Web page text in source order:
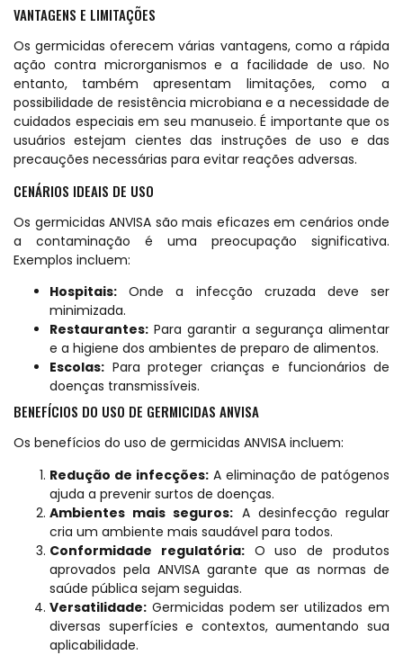
VANTAGENS E LIMITAÇÕES
Os germicidas oferecem várias vantagens, como a rápida
ação contra microrganismos e a facilidade de uso. No
entanto, também apresentam limitações, como a
possibilidade de resistência microbiana e a necessidade de
cuidados especiais em seu manuseio. É importante que os
usuários estejam cientes das instruções de uso e das
precauções necessárias para evitar reações adversas.
CENÁRIOS IDEAIS DE USO
Os germicidas ANVISA são mais eficazes em cenários onde
a contaminação é uma preocupação significativa.
Exemplos incluem:
Hospitais: Onde a infecção cruzada deve ser
minimizada.
Restaurantes: Para garantir a segurança alimentar
e a higiene dos ambientes de preparo de alimentos.
Escolas: Para proteger crianças e funcionários de
doenças transmissíveis.
BENEFÍCIOS DO USO DE GERMICIDAS ANVISA
Os benefícios do uso de germicidas ANVISA incluem:
Redução de infecções: A eliminação de patógenos
ajuda a prevenir surtos de doenças.
Ambientes mais seguros: A desinfecção regular
cria um ambiente mais saudável para todos.
Conformidade regulatória:O uso de produtos
aprovados pela ANVISA garante que as normas de
saúde pública sejam seguidas.
Versatilidade: Germicidas podem ser utilizados em
diversas superfícies e contextos, aumentando sua
aplicabilidade.